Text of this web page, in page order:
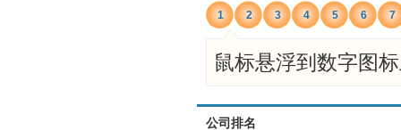
1 2 3 4 5 6 7
鼠标悬浮到数字图
公司排名